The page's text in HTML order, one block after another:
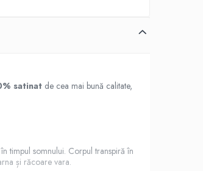
satinat de cea mai bună calitate,
în timpul somnului. Corpul transpiră în
și răcoare vara.